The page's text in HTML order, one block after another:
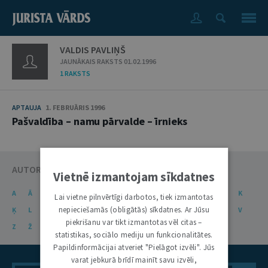
VALDIS PAVLIŅŠ
JAUNĀKAIS RAKSTS 01.02.1996
1 RAKSTS
APTAUJA 1. FEBRUĀRIS 1996
Pašvaldība – namu pārvalde – īrnieks
AUTORU KATALOGS
A Ā C Č D E Ē G Ģ
K
Ķ
L M N Ņ O P R S Š T U
V
Z
Ž
Vietnē izmantojam sīkdatnes
Lai vietne pilnvērtīgi darbotos, tiek izmantotas
nepieciešamās (obligātās) sīkdatnes. Ar Jūsu
piekrišanu var tikt izmantotas vēl citas –
statistikas, sociālo mediju un funkcionalitātes.
Papildinformācijai atveriet "Pielāgot izvēli". Jūs
varat jebkurā brīdī mainīt savu izvēli,